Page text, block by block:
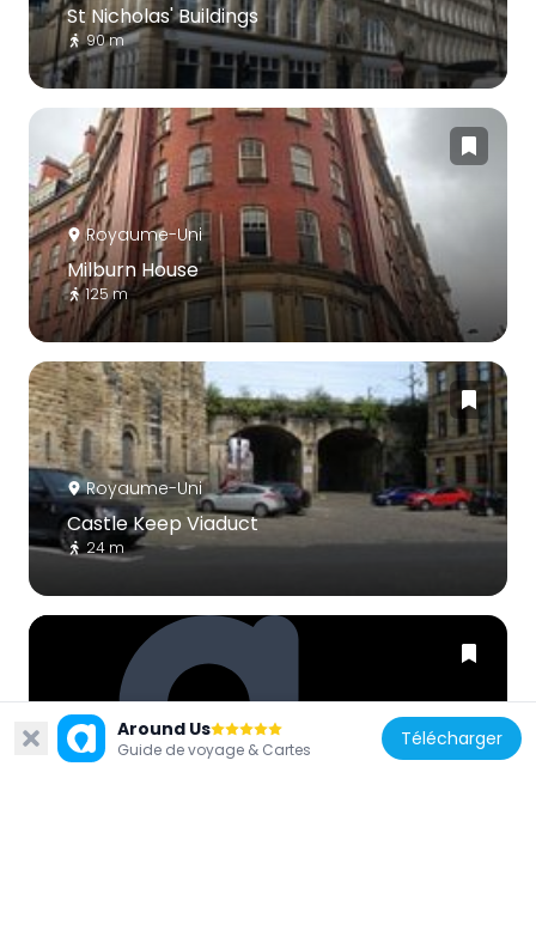
St Nicholas' Buildings
90 m
Royaume-Uni
Milburn House
125 m
Royaume-Uni
Castle Keep Viaduct
24 m
Royaume-Uni
Around Us
Guide de voyage & Cartes Télécharger